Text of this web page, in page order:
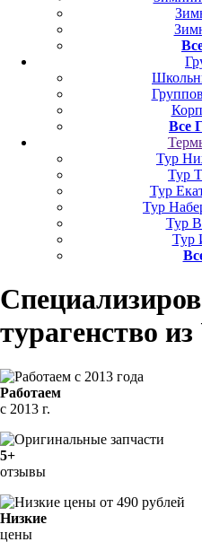
Все
Тур
Тур
Тур
Тур
Тур
Тур
турагенство
Работаем
с 2013 г.
5+
отзывы
Низкие
цены